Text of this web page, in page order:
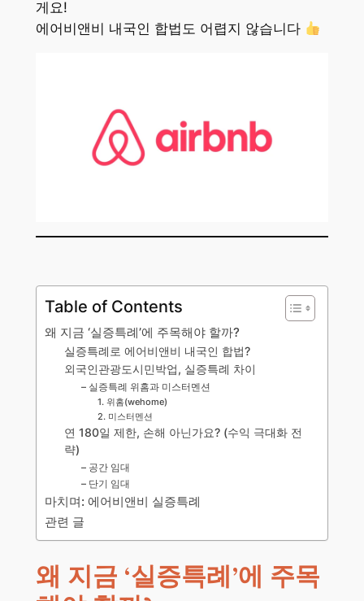
게요!
에어비앤비 내국인 합법도 어렵지 않습니다
Table of Contents
왜 지금 ‘실증특례’에 주목해야 할까?
실증특례로 에어비앤비 내국인 합법?
외국인관광도시민박업, 실증특례 차이
– 실증특례 위홈과 미스터멘션
1. 위홈(wehome)
2. 미스터멘션
연 180일 제한, 손해 아닌가요? (수익 극대화 전
략)
– 공간 임대
– 단기 임대
마치며: 에어비앤비 실증특례
관련 글
왜 지금 ‘실증특례’에 주목